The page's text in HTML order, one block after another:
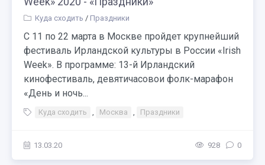
Куда сходить / Праздники
C 11 по 22 марта в Москве пройдет крупнейший
фестиваль Ирландской культуры в России «Irish
Week». В программе: 13-й Ирландский
кинофестиваль, девятичасовои фолк-марафон
«День и ночь...
Куда сходить , Москва , Праздники
13.03.20 928 0